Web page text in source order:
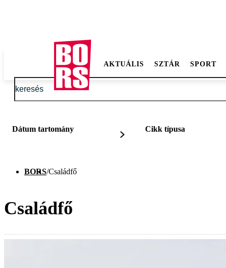
AKTUÁLIS SZTÁR SPORT
Dátum tartomány Cikk típusa
BORS/Családfő
Családfő